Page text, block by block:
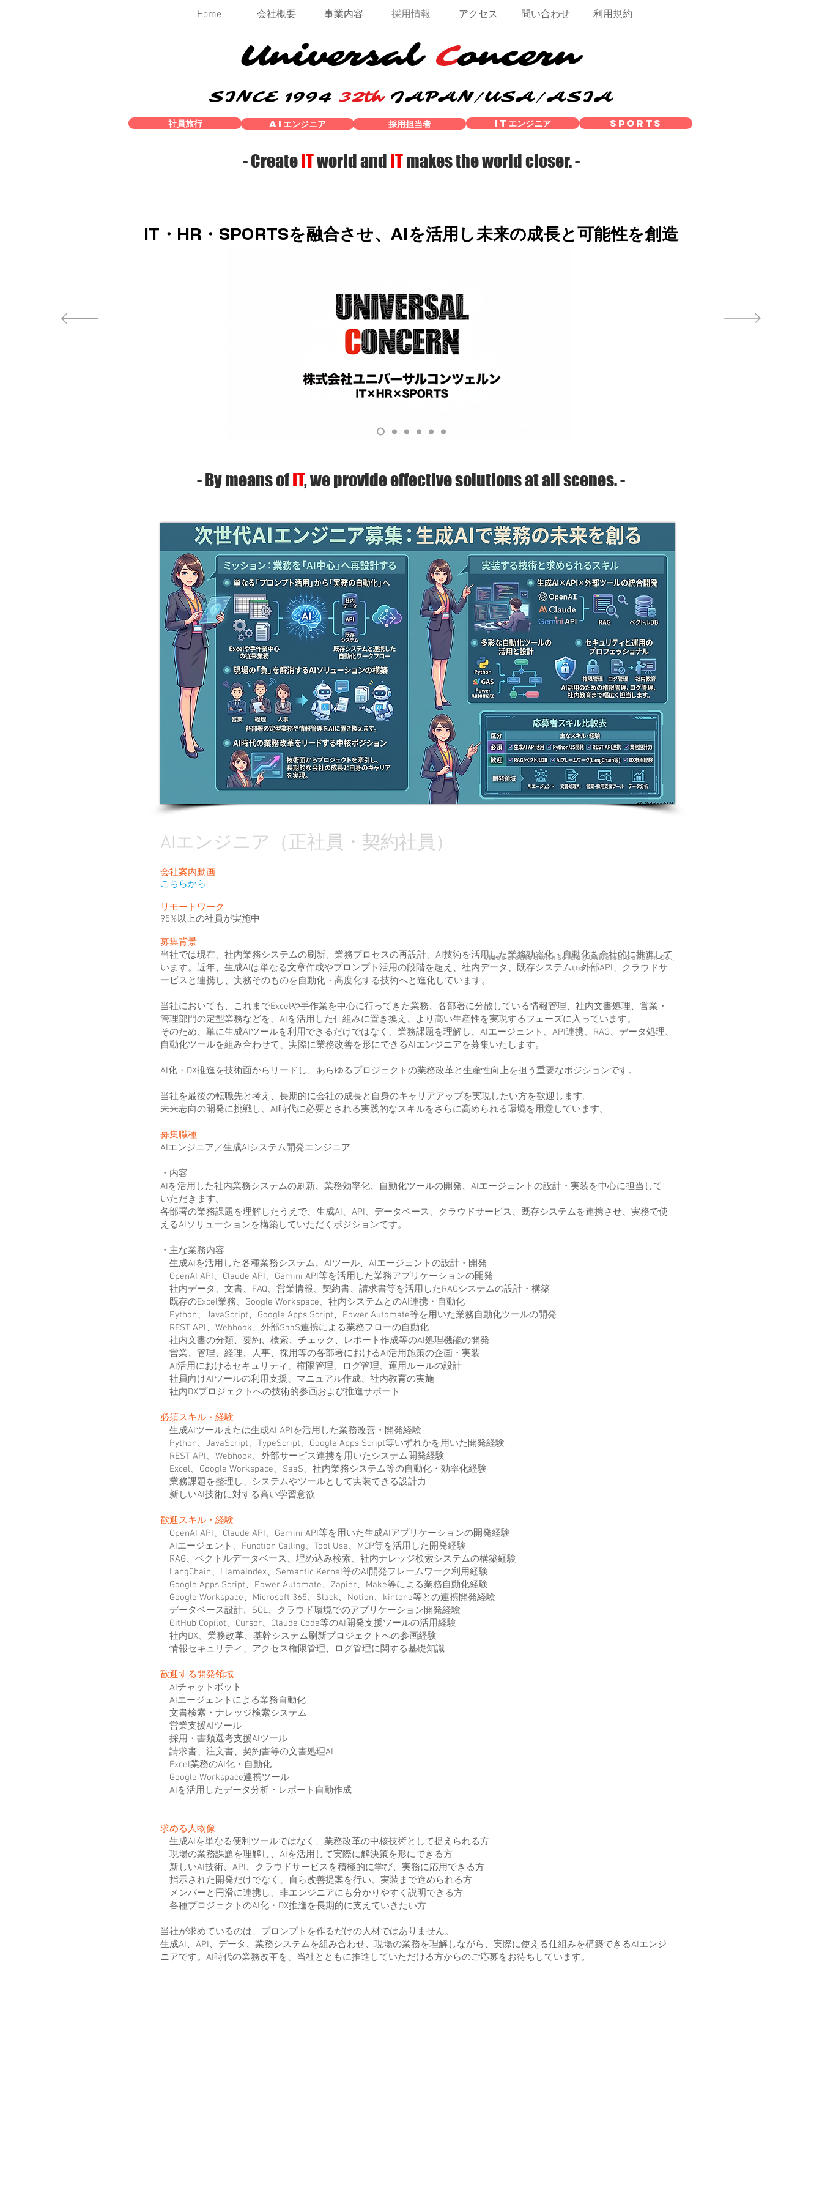
Home 会社概要 事業内容 採用情報 アクセス 問い合わせ 利用規約
UniversalConcern
SINCE 199432th JAPAN/USA/ASIA
社員旅行 採用担当者
AIエンジニア ITエンジニア SPORTS
- CreateITworld and ITmakesthe worldcloser. -
AIエンジニア（正社員・契約社員）
会社案内動画
こちらから
リモートワーク
​95%以上の社員が実施中
募集背景
当社では現在、社内業務システムの刷新、業務プロセスの再設計、AI技術を活用した業務効率化・自動化を全社的に推進して
います。近年、生成AIは単なる文章作成やプロンプト活用の段階を超え、社内データ、既存システム、外部API、クラウドサ
ービスと連携し、実務そのものを自動化・高度化する技術へと進化しています。
当社においても、これまでExcelや手作業を中心に行ってきた業務、各部署に分散している情報管理、社内文書処理、営業・
管理部門の定型業務などを、AIを活用した仕組みに置き換え、より高い生産性を実現するフェーズに入っています。
そのため、単に生成AIツールを利用できるだけではなく、業務課題を理解し、AIエージェント、API連携、RAG、データ処理、
自動化ツールを組み合わせて、実際に業務改善を形にできるAIエンジニアを募集いたします。
AI化・DX推進を技術面からリードし、あらゆるプロジェクトの業務改革と生産性向上を担う重要なポジションです。
当社を最後の転職先と考え、長期的に会社の成長と自身のキャリアアップを実現したい方を歓迎します。
未来志向の開発に挑戦し、AI時代に必要とされる実践的なスキルをさらに高められる環境を用意しています。
募集職種
AIエンジニア／生成AIシステム開発エンジニア
・内容
AIを活用した社内業務システムの刷新、業務効率化、自動化ツールの開発、AIエージェントの設計・実装を中心に担当して
いただきます。
各部署の業務課題を理解したうえで、生成AI、API、データベース、クラウドサービス、既存システムを連携させ、実務で使
えるAIソリューションを構築していただくポジションです。
・主な業務内容
生成AIを活用した各種業務システム、AIツール、AIエージェントの設計・開発
OpenAI API、Claude API、Gemini API等を活用した業務アプリケーションの開発
社内データ、文書、FAQ、営業情報、契約書、請求書等を活用したRAGシステムの設計・構築
既存のExcel業務、Google Workspace、社内システムとのAI連携・自動化
Python、JavaScript、Google Apps Script、Power Automate等を用いた業務自動化ツールの開発
REST API、Webhook、外部SaaS連携による業務フローの自動化
社内文書の分類、要約、検索、チェック、レポート作成等のAI処理機能の開発
営業、管理、経理、人事、採用等の各部署におけるAI活用施策の企画・実装
AI活用におけるセキュリティ、権限管理、ログ管理、運用ルールの設計
社員向けAIツールの利用支援、マニュアル作成、社内教育の実施
社内DXプロジェクトへの技術的参画および推進サポート
必須スキル・経験
生成AIツールまたは生成AI APIを活用した業務改善・開発経験
Python、JavaScript、TypeScript、Google Apps Script等いずれかを用いた開発経験
REST API、Webhook、外部サービス連携を用いたシステム開発経験
Excel、Google Workspace、SaaS、社内業務システム等の自動化・効率化経験
業務課題を整理し、システムやツールとして実装できる設計力
新しいAI技術に対する高い学習意欲
歓迎スキル・経験
OpenAI API、Claude API、Gemini API等を用いた生成AIアプリケーションの開発経験
AIエージェント、Function Calling、Tool Use、MCP等を活用した開発経験
RAG、ベクトルデータベース、埋め込み検索、社内ナレッジ検索システムの構築経験
LangChain、LlamaIndex、Semantic Kernel等のAI開発フレームワーク利用経験
Google Apps Script、Power Automate、Zapier、Make等による業務自動化経験
Google Workspace、Microsoft 365、Slack、Notion、kintone等との連携開発経験
データベース設計、SQL、クラウド環境でのアプリケーション開発経験
GitHub Copilot、Cursor、Claude Code等のAI開発支援ツールの活用経験
社内DX、業務改革、基幹システム刷新プロジェクトへの参画経験
情報セキュリティ、アクセス権限管理、ログ管理に関する基礎知識
歓迎する開発領域
AIチャットボット
AIエージェントによる業務自動化
文書検索・ナレッジ検索システム
営業支援AIツール
採用・書類選考支援AIツール
請求書、注文書、契約書等の文書処理AI
Excel業務のAI化・自動化
Google Workspace連携ツール
AIを活用したデータ分析・レポート自動作成
求める人物像
生成AIを単なる便利ツールではなく、業務改革の中核技術として捉えられる方
現場の業務課題を理解し、AIを活用して実際に解決策を形にできる方
新しいAI技術、API、クラウドサービスを積極的に学び、実務に応用できる方
指示された開発だけでなく、自ら改善提案を行い、実装まで進められる方
メンバーと円滑に連携し、非エンジニアにも分かりやすく説明できる方
各種プロジェクトのAI化・DX推進を長期的に支えていきたい方
当社が求めているのは、プロンプトを作るだけの人材ではありません。
生成AI、API、データ、業務システムを組み合わせ、現場の業務を理解しながら、実際に使える仕組みを構築できるAIエンジ
ニアです。AI時代の業務改革を、当社とともに推進していただける方からのご応募をお待ちしています。
Video created with Sora 2 © Universal Concern Co.,
Ltd.
- Bymeans ofIT, weprovide effective solutionsat all scenes. -
IT・HR・SPORTSを融合させ、AIを活用し未来の成長と可能性を創造